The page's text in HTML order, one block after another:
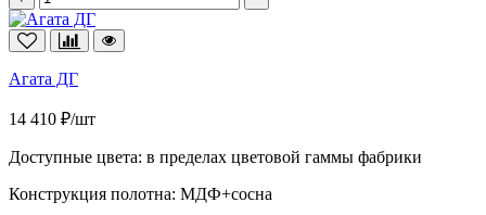
Агата ДГ
14 410 ₽/шт
Доступные цвета: в пределах цветовой гаммы фабрики
Конструкция полотна: МДФ+сосна